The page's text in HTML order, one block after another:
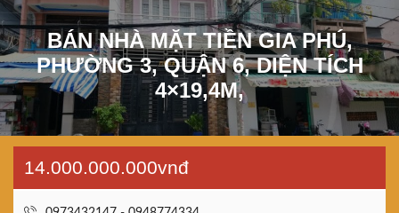
BÁN NHÀ MẶT TIỀN GIA PHÚ,
PHƯỜNG 3, QUẬN 6, DIỆN TÍCH
4×19,4M,
14.000.000.000vnđ